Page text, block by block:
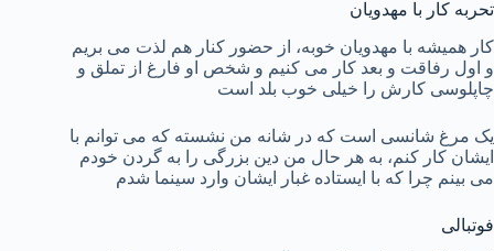
تحربه کار با مهدویان
کار همیشه با مهدویان خوبه، از حضور کنار هم لذت می بریم
و اول رفاقت و بعد کار می کنیم و شخص او فارغ از تملق و
چاپلوسی کارش را خیلی خوب بلد است
یک مرغ شانسی است که در شانه من نشسته که می توانم با
ایشان کار کنم، به هر حال من دین بزرگی را به گردن خودم
می بینم چرا که با ایستاده غبار ایشان وارد سینما شدم
فوتبالی